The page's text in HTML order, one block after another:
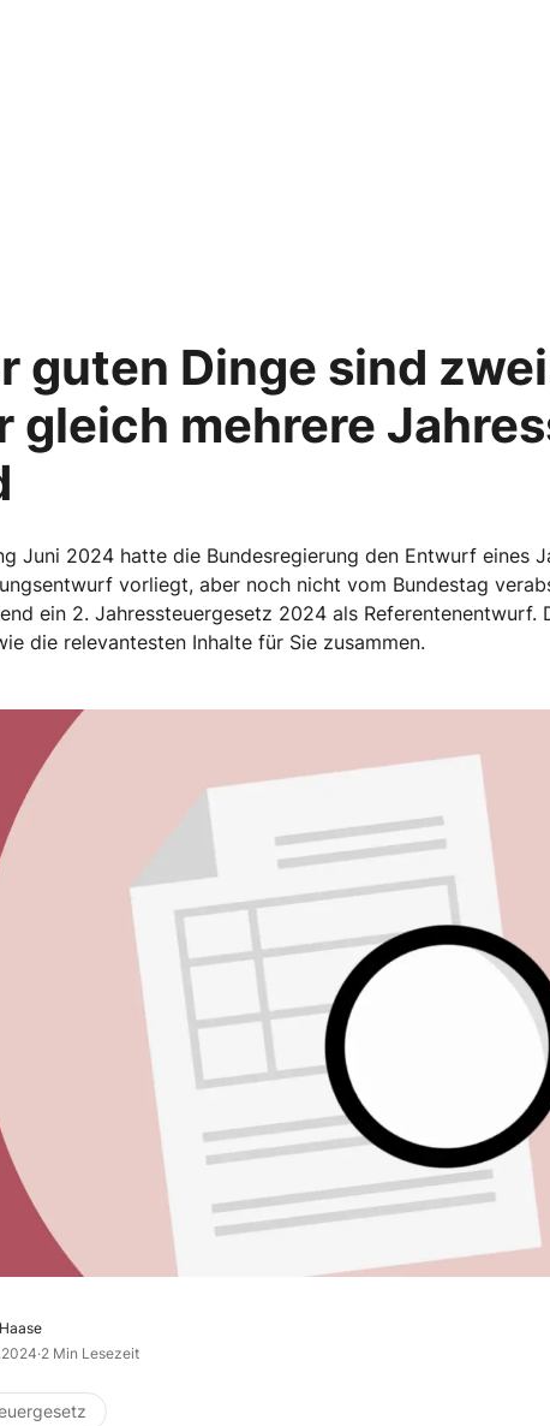
guten Dinge sind
gleich mehrere
Juni 2024 hatte die Bundesregierung den Entwurf eines
vorliegt, aber noch nicht vom Bundestag
ein 2. Jahressteuergesetz 2024 als
die relevantesten Inhalte für Sie zusammen.
·2 Min Lesezeit